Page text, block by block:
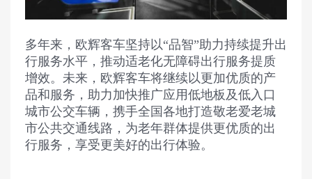
多年来，欧辉客车坚持以“品智”助力持续提升出
行服务水平，推动适老化无障碍出行服务提质
增效。未来，欧辉客车将继续以更加优质的产
品和服务，助力加快推广应用低地板及低入口
城市公交车辆，携手全国各地打造敬老爱老城
市公共交通线路，为老年群体提供更优质的出
行服务，享受更美好的出行体验。